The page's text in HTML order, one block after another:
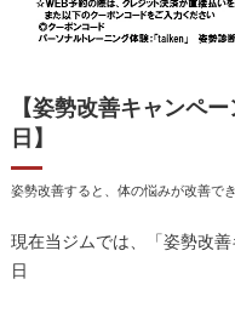
【姿勢改善キャンペ
日】
姿勢改善すると、体の悩みが改善で
現在当ジムでは、「姿勢改
日